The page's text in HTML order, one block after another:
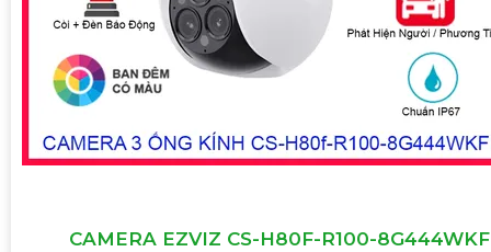
CAMERA EZVIZ CS-H80F-R100-